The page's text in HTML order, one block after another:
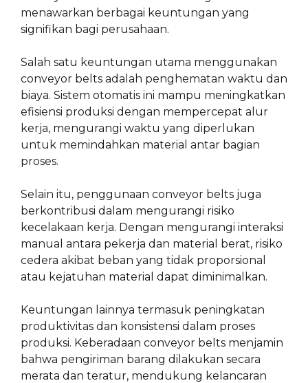
menawarkan berbagai keuntungan yang
signifikan bagi perusahaan.
Salah satu keuntungan utama menggunakan
conveyor belts adalah penghematan waktu dan
biaya. Sistem otomatis ini mampu meningkatkan
efisiensi produksi dengan mempercepat alur
kerja, mengurangi waktu yang diperlukan
untuk memindahkan material antar bagian
proses.
Selain itu, penggunaan conveyor belts juga
berkontribusi dalam mengurangi risiko
kecelakaan kerja. Dengan mengurangi interaksi
manual antara pekerja dan material berat, risiko
cedera akibat beban yang tidak proporsional
atau kejatuhan material dapat diminimalkan.
Keuntungan lainnya termasuk peningkatan
produktivitas dan konsistensi dalam proses
produksi. Keberadaan conveyor belts menjamin
bahwa pengiriman barang dilakukan secara
merata dan teratur, mendukung kelancaran